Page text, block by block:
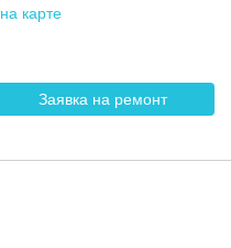
на карте
Заявка на ремонт